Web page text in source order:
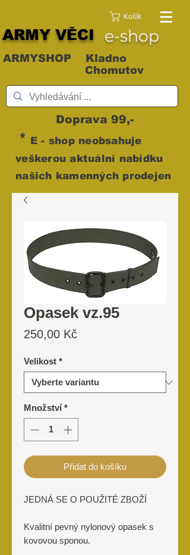
Košík
e-shop
ARMY VĚCI
ARMYSHOP Kladno
Chomutov
Doprava 99,-
* E - shop neobsahuje
veškerou aktuální nabídku
našich kamenných prodejen
Opasek vz.95
250,00 KčCena
Velikost *
Množství *
Přidat do košíku
JEDNÁ SE O POUŽITÉ ZBOŽÍ
Kvalitní pevný nylonový opasek s
kovovou sponou.